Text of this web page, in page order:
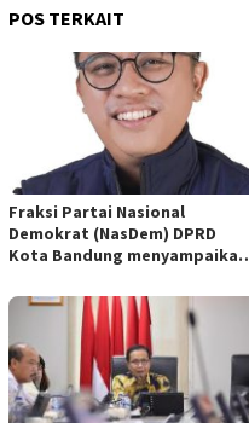
POS TERKAIT
Fraksi Partai Nasional
Demokrat (NasDem) DPRD
Kota Bandung menyampaikan
empat Rancangan Peraturan
Daerah (Raperda) yang
diajukan Pemerintah Kota
Bandung